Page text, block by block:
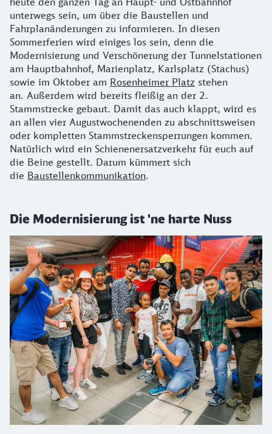
unterwegs sein, um über die Baustellen und
Fahrplanänderungen zu informieren. In diesen
Sommerferien wird einiges los sein, denn die
Modernisierung und Verschönerung der Tunnelstationen
am Hauptbahnhof, Marienplatz, Karlsplatz (Stachus)
sowie im Oktober am Rosenheimer Platz stehen
an. Außerdem wird bereits fleißig an der 2.
Stammstrecke gebaut. Damit das auch klappt, wird es
an allen vier Augustwochenenden zu abschnittsweisen
oder kompletten Stammstreckensperrungen kommen.
Natürlich wird ein Schienenersatzverkehr für euch auf
die Beine gestellt. Darum kümmert sich
die Baustellenkommunikation.
Die Modernisierung ist 'ne harte Nuss